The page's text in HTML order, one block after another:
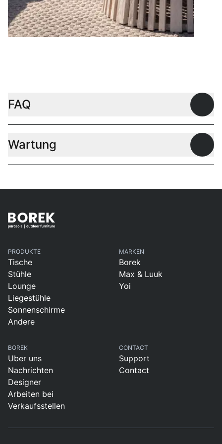
FAQ
Wartung
PRODUKTE
Tische
Stühle
Lounge
Liegestühle
Sonnenschirme
Andere
MARKEN
Borek
Max & Luuk
Yoi
BOREK
Uber uns
Nachrichten
Designer
Arbeiten bei
Verkaufsstellen
CONTACT
Support
Contact